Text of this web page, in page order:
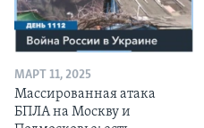
МАРТ 11, 2025
Массированная атака
БПЛА на Москву и